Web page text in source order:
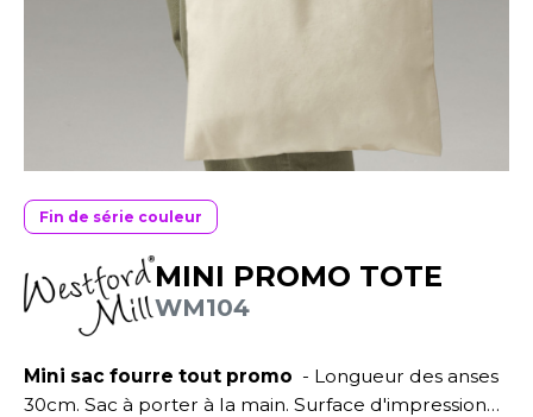
VISIBILITE
YOUR BRAND
BY PROMODORO
ECORESPONSABLE
Fin de série couleur
MINI PROMO TOTE
WM104
Mini sac fourre tout promo
30cm. Sac à porter à la main. Surface d'impression